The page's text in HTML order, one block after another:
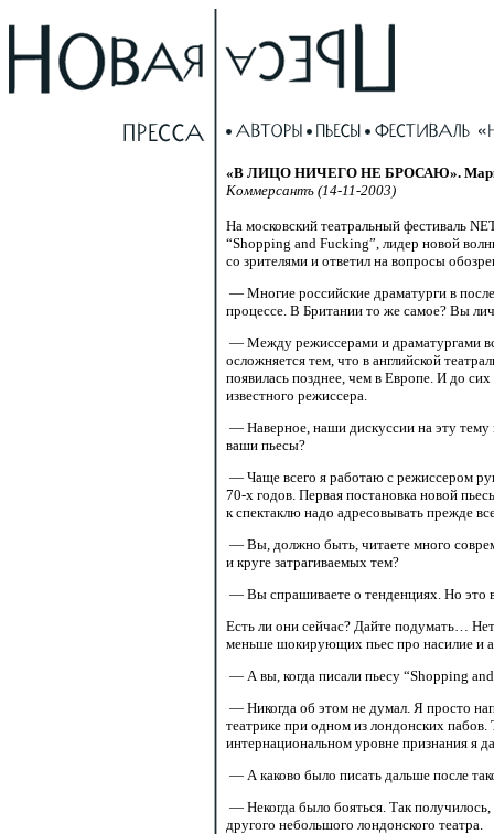
«В ЛИЦО НИЧЕГО НЕ БРОСАЮ». Марк
Коммерсантъ (14-11-2003)
На московский театральный фестиваль
“Shopping and Fucking”, лидер новой
со зрителями и ответил на вопросы
— Многие российские драматурги в
процессе. В Британии то же самое? Вы
— Между режиссерами и драматургами
осложняется тем, что в английской
появилась позднее, чем в Европе. И до
известного режиссера.
— Наверное, наши дискуссии на эту тему
ваши пьесы?
— Чаще всего я работаю с режиссером
70-х годов. Первая постановка новой
к спектаклю надо адресовывать прежде
— Вы, должно быть, читаете много
и круге затрагиваемых тем?
— Вы спрашиваете о тенденциях. Но это
Есть ли они сейчас? Дайте подумать…
меньше шокирующих пьес про насилие и
— А вы, когда писали пьесу “Shopping
— Никогда об этом не думал. Я просто
театрике при одном из лондонских пабов.
интернациональном уровне признания я
— А каково было писать дальше после
— Некогда было бояться. Так
другого небольшого лондонского театра.